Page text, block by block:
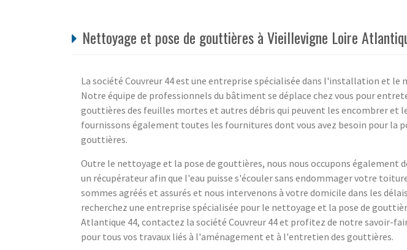
Nettoyage et pose de gouttières à Vieillevigne Loire
La société Couvreur 44 est une entreprise spécialisée dans l'installation et le
Notre équipe de professionnels du bâtiment se déplace chez vous pour
gouttières des feuilles mortes et autres débris qui peuvent les encombrer et
fournissons également toutes les fournitures dont vous avez besoin pour la
gouttières.
Outre le nettoyage et la pose de gouttières, nous nous occupons également
un récupérateur afin que l'eau puisse s'écouler sans endommager votre
sommes agréés et assurés et nous intervenons à votre domicile dans les
recherchez une entreprise spécialisée pour le nettoyage et la pose de
Atlantique 44, contactez la société Couvreur 44 et profitez de notre savoir-
pour tous vos travaux liés à l'aménagement et à l'entretien des gouttières.